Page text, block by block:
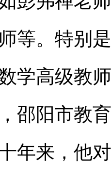
等。特别
学高级教
邵阳市教
年来，他